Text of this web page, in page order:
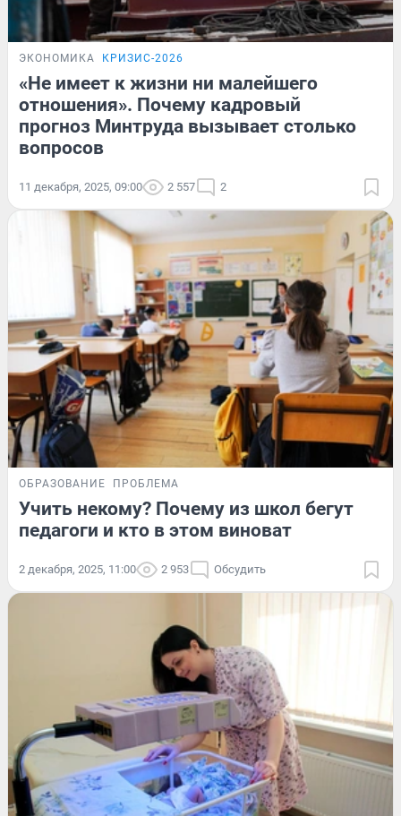
ЭКОНОМИКА КРИЗИС-2026
«Не имеет к жизни ни малейшего
отношения». Почему кадровый
прогноз Минтруда вызывает столько
вопросов
11 декабря, 2025, 09:00 2 557 2
ОБРАЗОВАНИЕ ПРОБЛЕМА
Учить некому? Почему из школ бегут
педагоги и кто в этом виноват
2 декабря, 2025, 11:00 2 953 Обсудить